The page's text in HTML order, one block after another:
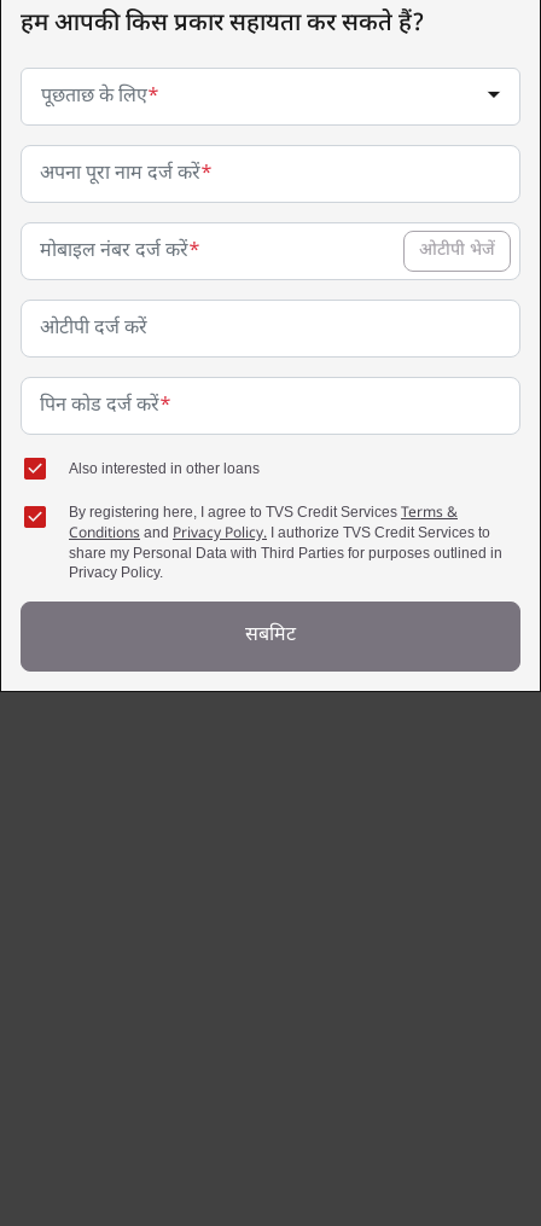
हम आपकी किस प्रकार सहायता कर सकते हैं?
पूछताछ के लिए*
अपना पूरा नाम दर्ज करें*
मोबाइल नंबर दर्ज करें* ओटीपी भेजें
ओटीपी दर्ज करें
पिन कोड दर्ज करें*
Also interested in other loans
By registering here, I agree to TVS Credit Services Terms &
Conditions and Privacy Policy.
I authorize TVS Credit Services to
share my Personal Data with Third Parties for purposes outlined in
Privacy Policy.
सबमिट